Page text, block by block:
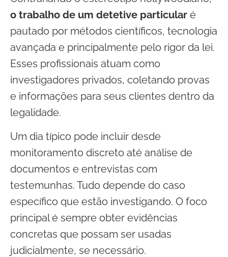
o trabalho de um detetive particular é
pautado por métodos científicos, tecnologia
avançada e principalmente pelo rigor da lei.
Esses profissionais atuam como
investigadores privados, coletando provas
e informações para seus clientes dentro da
legalidade.
Um dia típico pode incluir desde
monitoramento discreto até análise de
documentos e entrevistas com
testemunhas. Tudo depende do caso
específico que estão investigando. O foco
principal é sempre obter evidências
concretas que possam ser usadas
judicialmente, se necessário.